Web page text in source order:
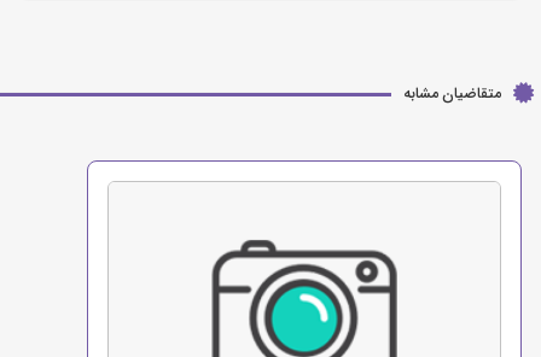
متقاضیان مشابه